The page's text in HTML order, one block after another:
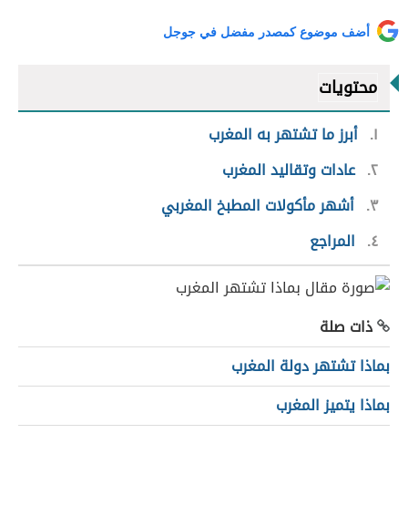
أضف موضوع كمصدر مفضل في جوجل
محتويات
١ أبرز ما تشتهر به المغرب
٢ عادات وتقاليد المغرب
٣ أشهر مأكولات المطبخ المغربي
٤
المراجع
ذات صلة
بماذا تشتهر دولة المغرب
بماذا يتميز المغرب